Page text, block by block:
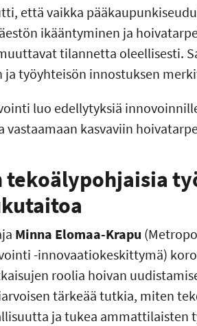
että vaikka
ikääntyminen ja
tilannetta oleellisesti.
työyhteisön innostuksen
luo edellytyksiä
vastaamaan kasvaviin
tekoälypohjaisia
Minna Elomaa-Krapu
-innovaatiokeskittymä)
roolia hoivan
tärkeää tutkia, miten
ja tukea ammattilaisten